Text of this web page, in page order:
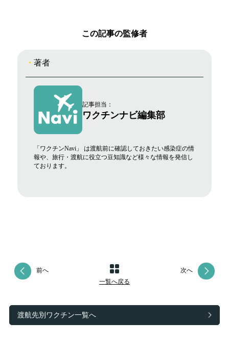
この記事の監修者
著者
記事担当：
ワクチンナビ編集部
「ワクチンNavi」 は渡航前に確認しておきたい感染症の情
報や、旅行・渡航に役立つ豆知識など様々な情報を発信し
ております。
前へ
一覧へ戻る
次へ
渡航先別ワクチン一覧へ